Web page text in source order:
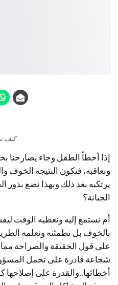
كيف
إذا أخطأ الطفل وجاء يصارحنا
ونعاقبه‏، فتكون النتيجة الخوف
يرتكبه بعد ذلك وبهذا نضع بذور
الجبانة؟
أم نستمع إليه ونعطيه الوقت
بالخوف بل نطمئنه ونعلمه
على قول الحقيقة والصراحة‏‏
شجاعة قادرة على تحمل
أخطائها‏..والقدرة على إصلاحها